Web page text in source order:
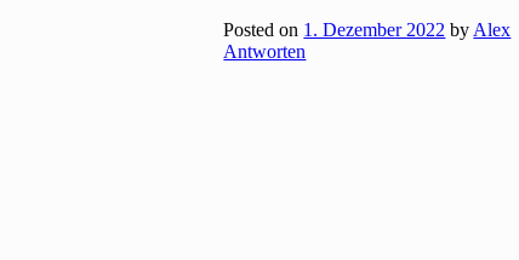
Posted on 1. Dezember 2022 by Alex
Antworten